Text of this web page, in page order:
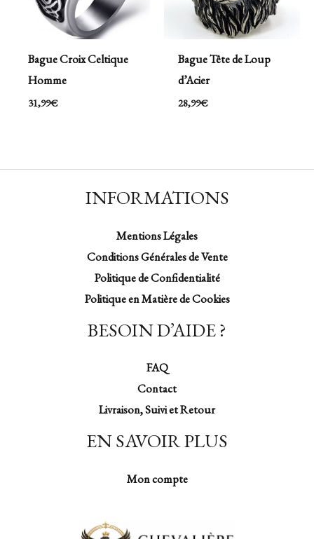
Bague Croix Celtique
Homme
31,99€
Bague Tête de Loup
d’Acier
28,99€
INFORMATIONS
Mentions Légales
Conditions Générales de Vente
Politique de Confidentialité
Politique en Matière de Cookies
BESOIN D’AIDE ?
FAQ
Contact
Livraison, Suivi et Retour
EN SAVOIR PLUS
Mon compte